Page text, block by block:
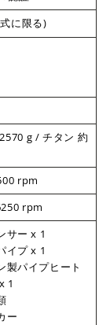
に限る)
g / チタン 約
rpm
rpm
サー x 1
イプ x 1
製パイプヒート
1
ー